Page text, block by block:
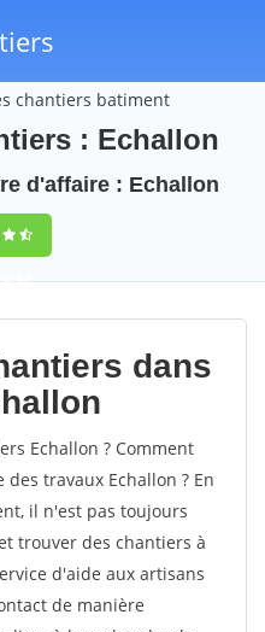
chantiers batiment
: Echallon
d'affaire : Echallon
62
dans
Echallon ? Comment
travaux Echallon ? En
il n'est pas toujours
trouver des chantiers à
d'aide aux artisans
de manière